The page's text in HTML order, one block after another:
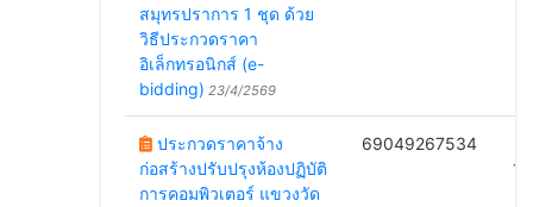
สมุทรปราการ 1 ชุด ด้วย
วิธีประกวดราคา
อิเล็กทรอนิกส์ (e-
bidding) 23/4/2569
ประกวดราคาจ้าง
ก่อสร้างปรับปรุงห้องปฏิบัติ
การคอมพิวเตอร์ แขวงวัด
69049267534
1/